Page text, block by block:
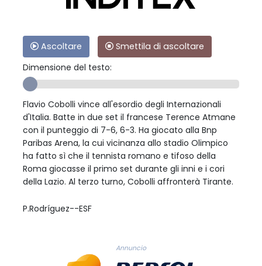
Ascoltare
Smettila di ascoltare
Dimensione del testo:
Flavio Cobolli vince all'esordio degli Internazionali
d'Italia. Batte in due set il francese Terence Atmane
con il punteggio di 7-6, 6-3. Ha giocato alla Bnp
Paribas Arena, la cui vicinanza allo stadio Olimpico
ha fatto sì che il tennista romano e tifoso della
Roma giocasse il primo set durante gli inni e i cori
della Lazio. Al terzo turno, Cobolli affronterà Tirante.
P.Rodríguez--ESF
Annuncio